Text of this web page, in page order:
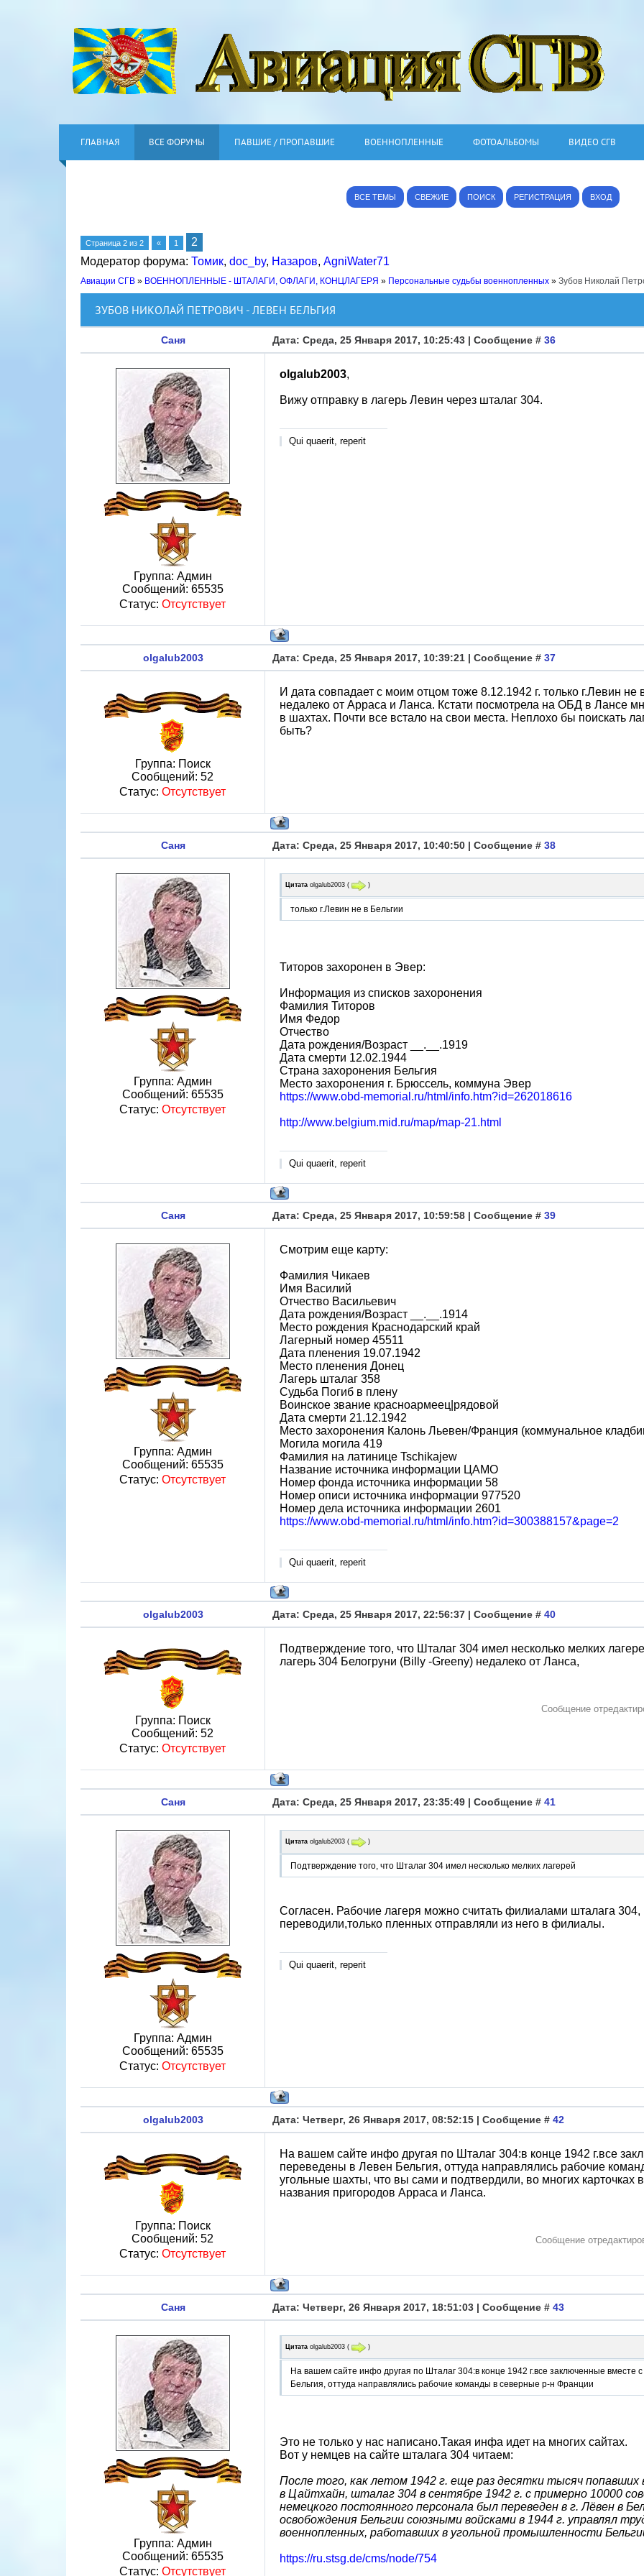
ГЛАВНАЯ ВСЕ ФОРУМЫ ПАВШИЕ / ПРОПАВШИЕ ВОЕННОПЛЕННЫЕ ФОТОАЛЬБОМЫ ВИДЕО СГВ
ВСЕ ТЕМЫ СВЕЖИЕ ПОИСК РЕГИСТРАЦИЯ ВХОД
Страница 2 из 2 « 1
2
Модератор форума: Томик, doc_by, Назаров, AgniWater71
Авиации СГВ » ВОЕННОПЛЕННЫЕ - ШТАЛАГИ, ОФЛАГИ, КОНЦЛАГЕРЯ » Персональные судьбы военнопленных » Зубов Николай
ЗУБОВ НИКОЛАЙ ПЕТРОВИЧ - ЛЕВЕН БЕЛЬГИЯ
Саня Дата: Среда, 25 Января 2017, 10:25:43 | Сообщение # 36
Группа: Админ
Сообщений: 65535
Статус: Отсутствует
olgalub2003,
Вижу отправку в лагерь Левин через шталаг 304.
Qui quaerit, reperit
olgalub2003 Дата: Среда, 25 Января 2017, 10:39:21 | Сообщение # 37
Группа: Поиск
Сообщений: 52
Статус: Отсутствует
И дата совпадает с моим отцом тоже 8.12.1942 г. только г.Левин
недалеко от Арраса и Ланса. Кстати посмотрела на ОБД в Лансе
в шахтах. Почти все встало на свои места. Неплохо бы поискать
быть?
Саня Дата: Среда, 25 Января 2017, 10:40:50 | Сообщение # 38
Группа: Админ
Сообщений: 65535
Статус: Отсутствует
Цитата olgalub2003 ( )
только г.Левин не в Бельгии
Титоров захоронен в Эвер:
Информация из списков захоронения
Фамилия Титоров
Имя Федор
Отчество
Дата рождения/Возраст __.__.1919
Дата смерти 12.02.1944
Страна захоронения Бельгия
Место захоронения г. Брюссель, коммуна Эвер
https://www.obd-memorial.ru/html/info.htm?id=262018616
http://www.belgium.mid.ru/map/map-21.html
Qui quaerit, reperit
Саня Дата: Среда, 25 Января 2017, 10:59:58 | Сообщение # 39
Группа: Админ
Сообщений: 65535
Статус: Отсутствует
Смотрим еще карту:
Фамилия Чикаев
Имя Василий
Отчество Васильевич
Дата рождения/Возраст __.__.1914
Место рождения Краснодарский край
Лагерный номер 45511
Дата пленения 19.07.1942
Место пленения Донец
Лагерь шталаг 358
Судьба Погиб в плену
Воинское звание красноармеец|рядовой
Дата смерти 21.12.1942
Место захоронения Калонь Льевен/Франция (коммунальное
Могила могила 419
Фамилия на латинице Tschikajew
Название источника информации ЦАМО
Номер фонда источника информации 58
Номер описи источника информации 977520
Номер дела источника информации 2601
https://www.obd-memorial.ru/html/info.htm?id=300388157&page=2
Qui quaerit, reperit
olgalub2003 Дата: Среда, 25 Января 2017, 22:56:37 | Сообщение # 40
Группа: Поиск
Сообщений: 52
Статус: Отсутствует
Подтверждение того, что Шталаг 304 имел несколько мелких
лагерь 304 Белогруни (Billy -Greeny) недалеко от Ланса,
Сообщение
Саня Дата: Среда, 25 Января 2017, 23:35:49 | Сообщение # 41
Группа: Админ
Сообщений: 65535
Статус: Отсутствует
Цитата olgalub2003 ( )
Подтверждение того, что Шталаг 304 имел несколько мелких лагерей
Согласен. Рабочие лагеря можно считать филиалами шталага 304,
переводили,только пленных отправляли из него в филиалы.
Qui quaerit, reperit
olgalub2003 Дата: Четверг, 26 Января 2017, 08:52:15 | Сообщение # 42
Группа: Поиск
Сообщений: 52
Статус: Отсутствует
На вашем сайте инфо другая по Шталаг 304:в конце 1942 г.все
переведены в Левен Бельгия, оттуда направлялись рабочие
угольные шахты, что вы сами и подтвердили, во многих карточках
названия пригородов Арраса и Ланса.
Сообщение
Саня Дата: Четверг, 26 Января 2017, 18:51:03 | Сообщение # 43
Группа: Админ
Сообщений: 65535
Статус: Отсутствует
Цитата olgalub2003 ( )
На вашем сайте инфо другая по Шталаг 304:в конце 1942 г.все заключенные вместе
Бельгия, оттуда направлялись рабочие команды в северные р-н Франции
Это не только у нас написано.Такая инфа идет на многих сайтах.
Вот у немцев на сайте шталага 304 читаем:
После того, как летом 1942 г. еще раз десятки тысяч попавших
в Цайтхайн, шталаг 304 в сентябре 1942 г. с примерно 10000
немецкого постоянного персонала был переведен в г. Лёвен в
освобождения Бельгии союзными войсками в 1944 г. управлял
военнопленных, работавших в угольной промышленности
https://ru.stsg.de/cms/node/754